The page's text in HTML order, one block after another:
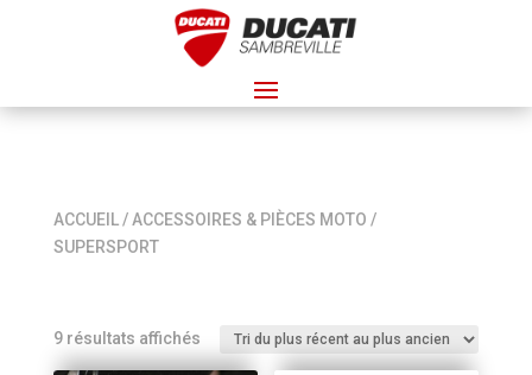
ACCUEIL/ ACCESSOIRES & PIÈCES MOTO /
SUPERSPORT
9 résultats affichésTrié
du